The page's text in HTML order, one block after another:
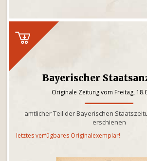
Bayerischer
Originale Zeitung vom Freitag,
amtlicher Teil der Bayerischen
erschienen
letztes verfügbares Originalexemplar!